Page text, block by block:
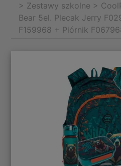
> Zestawy szkolne >
Bear 5el. Plecak Jerry
F159968 + Piórnik